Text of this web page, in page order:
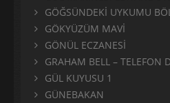
GÖĞSÜNDEKİ UYKUMU
GÖKYÜZÜM MAVİ
GÖNÜL ECZANESİ
GRAHAM BELL – TELEFON
GÜL KUYUSU 1
GÜNEBAKAN